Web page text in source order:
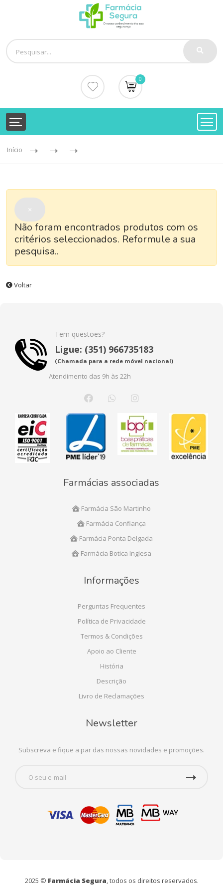
0
Início
×
Não foram encontrados produtos com os
critérios seleccionados. Reformule a sua
pesquisa..
Voltar
Tem questões?
Ligue: (351) 966735183
(Chamada para a rede móvel nacional)
Atendimento das 9h às 22h
Farmácias associadas
Farmácia São Martinho
Farmácia Confiança
Farmácia Ponta Delgada
Farmácia Botica Inglesa
Informações
Perguntas Frequentes
Política de Privacidade
Termos & Condições
Apoio ao Cliente
História
Descrição
Livro de Reclamações
Newsletter
Subscreva e fique a par das nossas novidades e promoções.
2025 © Farmácia Segura, todos os direitos reservados.